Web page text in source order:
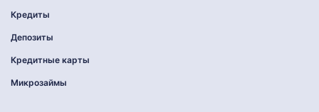
Кредиты
Депозиты
Кредитные карты
Микрозаймы